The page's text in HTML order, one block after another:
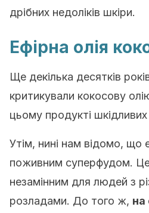
дрібних недоліків шкіри.
Ефірна олія
Ще декілька десятків
критикували кокосову
цьому продукті
Утім, нині нам відомо, що
поживним суперфудом.
незамінним для людей з
розладами. До того ж, на